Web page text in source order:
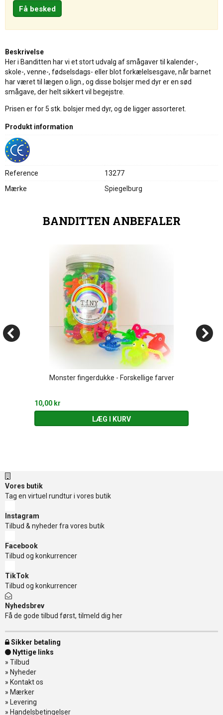
Beskrivelse
Her i Banditten har vi et stort udvalg af smågaver til kalender-,
skole-, venne-, fødselsdags- eller blot forkælelsesgave, når barnet
har været til lægen o.lign., og disse bolsjer med dyr er en sød
smågave, der helt sikkert vil begejstre.
Prisen er for 5 stk. bolsjer med dyr, og de ligger assorteret.
Produkt information
Reference
13277
Mærke
Spiegelburg
BANDITTEN ANBEFALER
Monster fingerdukke - Forskellige farver
10,00 kr
LÆG I KURV
Vores butik
Tag en virtuel rundtur i vores butik
Instagram
Tilbud & nyheder fra vores butik
Facebook
Tilbud og konkurrencer
TikTok
Tilbud og konkurrencer
Nyhedsbrev
Få de gode tilbud først, tilmeld dig her
Sikker betaling
Nyttige links
» Tilbud
» Nyheder
» Kontakt os
» Mærker
» Levering
» Handelsbetingelser